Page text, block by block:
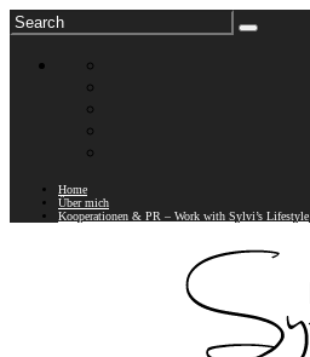
Home
Über mich
Kooperationen & PR – Work with Sylvi’s Lifestyle